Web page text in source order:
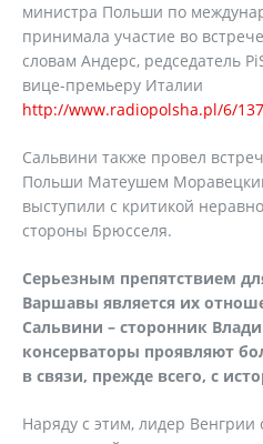
министра Польши по
принимала участие во
словам Андерс, редседатель
вице-премьеру Италии
http://www.radiopolsha.pl/6/
Сальвини также провел
Польши Матеушем
выступили с критикой
стороны Брюсселя.
Серьезным препятствием
Варшавы является их
Сальвини – сторонник
консерваторы проявляют
в связи, прежде всего, с
Наряду с этим, лидер Венгрии